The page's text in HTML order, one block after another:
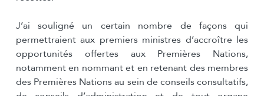
J’ai souligné un certain nombre de façons qui
permettraient aux premiers ministres d’accroître les
opportunités offertes aux Premières Nations,
notamment en nommant et en retenant des membres
des Premières Nations au sein de conseils consultatifs,